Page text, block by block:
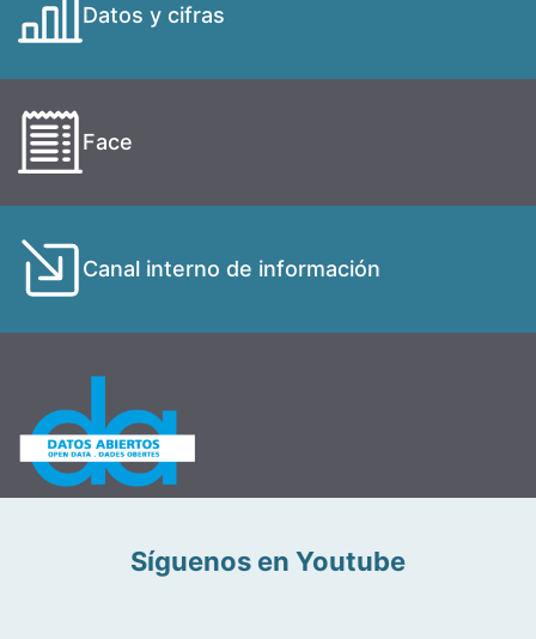
Datos y cifras
Face
Canal interno de información
Síguenos en Youtube